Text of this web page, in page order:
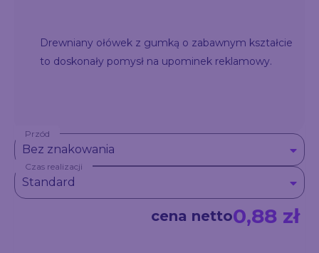
Drewniany ołówek z gumką o zabawnym kształcie
to doskonały pomysł na upominek reklamowy.
Przód
Bez znakowania
Czas realizacji
Standard
cena netto0,88 zł